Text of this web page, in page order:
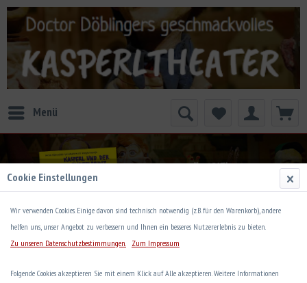
Menü
Lieder
Cookie Einstellungen
Wir verwenden Cookies. Einige davon sind technisch notwendig (z.B. für den Warenkorb), andere
helfen uns, unser Angebot zu verbessern und Ihnen ein besseres Nutzererlebnis zu bieten.
Zu unseren Datenschutzbestimmungen.
Zum Impressum
Folgende Cookies akzeptieren Sie mit einem Klick auf Alle akzeptieren. Weitere Informationen